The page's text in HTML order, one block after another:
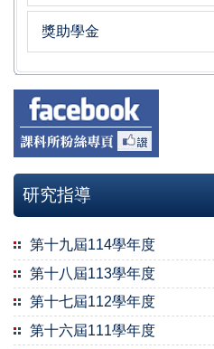
獎助學金
研究指導
第十九屆114學年度
第十八屆113學年度
第十七屆112學年度
第十六屆111學年度